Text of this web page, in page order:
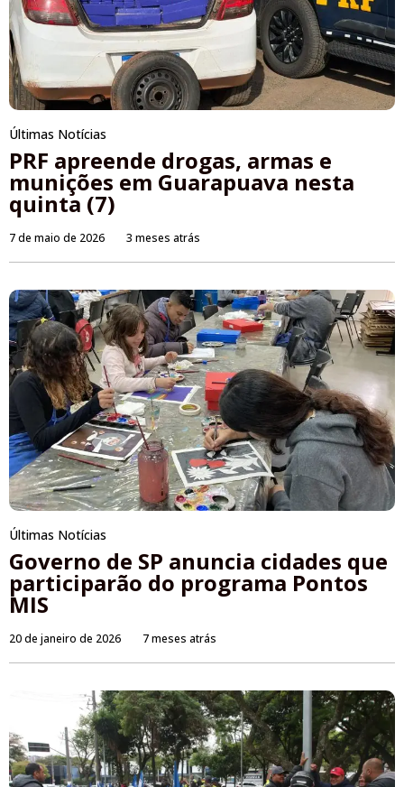
Últimas Notícias
PRF apreende drogas, armas e
munições em Guarapuava nesta
quinta (7)
7 de maio de 2026 3 meses atrás
Últimas Notícias
Governo de SP anuncia cidades que
participarão do programa Pontos
MIS
20 de janeiro de 2026 7 meses atrás